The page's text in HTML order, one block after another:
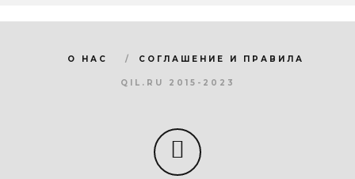
О НАС СОГЛАШЕНИЕ И ПРАВИЛА
QIL.RU 2015-2023